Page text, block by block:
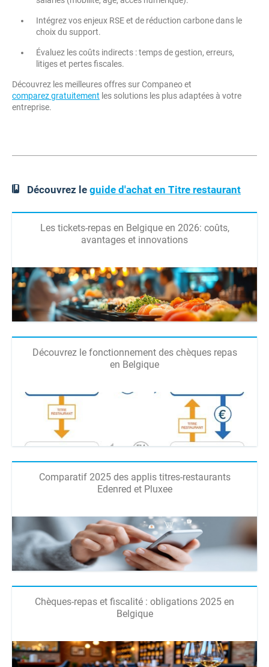
Intégrez vos enjeux RSE et de réduction carbone dans le
choix du support.
Évaluez les coûts indirects : temps de gestion, erreurs,
litiges et pertes fiscales.
Découvrez les meilleures offres sur Companeo et
comparez gratuitement les solutions les plus adaptées à votre
entreprise.
Découvrez leguide d'achat en Titre restaurant
Les tickets-repas en Belgique en 2026: coûts,
avantages et innovations
Découvrez le fonctionnement des chèques repas
en Belgique
Comparatif 2025 des applis titres-restaurants
Edenred et Pluxee
Chèques-repas et fiscalité : obligations 2025 en
Belgique